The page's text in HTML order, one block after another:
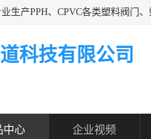
科技有限公司
中心 企业视频